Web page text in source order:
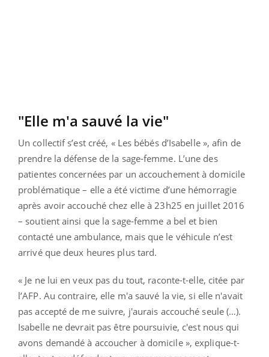
"Elle m'a sauvé la vie"
Un collectif s’est créé, « Les bébés d’Isabelle », afin de
prendre la défense de la sage-femme. L’une des
patientes concernées par un accouchement à domicile
problématique – elle a été victime d’une hémorragie
après avoir accouché chez elle à 23h25 en juillet 2016
– soutient ainsi que la sage-femme a bel et bien
contacté une ambulance, mais que le véhicule n’est
arrivé que deux heures plus tard.
« Je ne lui en veux pas du tout, raconte-t-elle, citée par
l’AFP. Au contraire, elle m'a sauvé la vie, si elle n'avait
pas accepté de me suivre, j'aurais accouché seule (…).
Isabelle ne devrait pas être poursuivie, c'est nous qui
avons demandé à accoucher à domicile », explique-t-